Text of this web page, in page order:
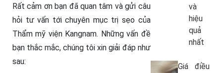
Rất cảm ơn bạn đã quan tâm và gửi câu
hỏi tư vấn tới chuyên mục trị sẹo của
Thẩm mỹ viện Kangnam. Những vấn đề
bạn thắc mắc, chúng tôi xin giải đáp như
sau:
và
hiệu
quả
nhất
Giá điều